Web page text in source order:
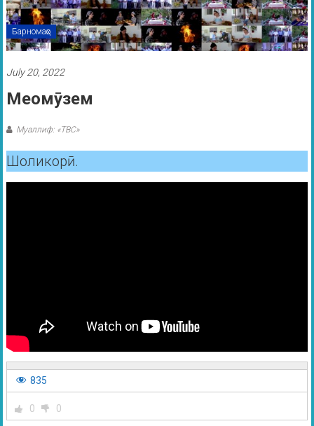
Барномаҳо
July 20, 2022
Меомӯзем
Муаллиф: «ТВС»
Шоликорӣ.
835
0 0